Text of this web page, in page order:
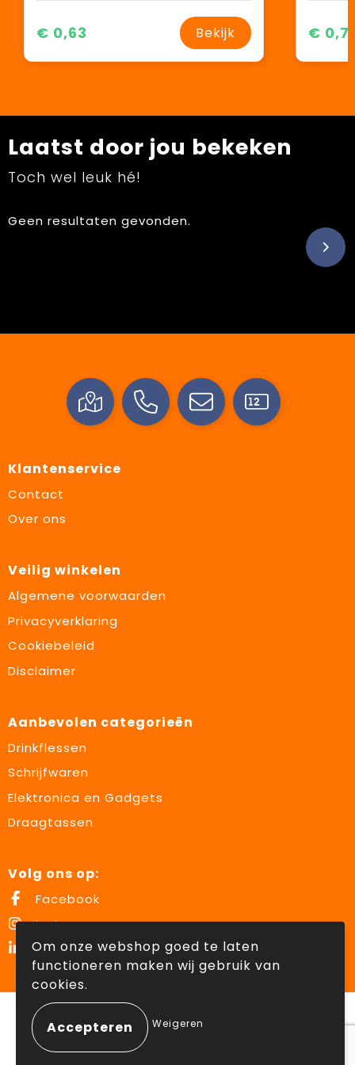
€ 0,63 Bekijk €
Laatst door jou bekeken
Toch wel leuk hé!
Geen resultaten gevonden.
Klantenservice
Contact
Over ons
Veilig winkelen
Algemene voorwaarden
Privacyverklaring
Cookiebeleid
Disclaimer
Aanbevolen categorieën
Drinkflessen
Schrijfwaren
Elektronica en Gadgets
Draagtassen
Volg ons op:
Facebook
Instagram
LinkedIn
© Copyright Lowette Gifts 2026
Om onze webshop goed te laten
functioneren maken wij gebruik van
cookies.
Weigeren